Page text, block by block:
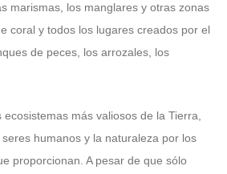
marismas, los manglares y otras zonas
coral y todos los lugares creados por el
de peces, los arrozales, los
más valiosos de la Tierra,
humanos y la naturaleza por los
proporcionan. A pesar de que sólo